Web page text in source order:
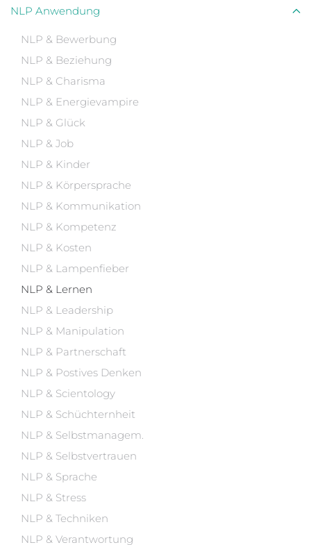
NLP Anwendung
NLP & Bewerbung
NLP & Beziehung
NLP & Charisma
NLP & Energievampire
NLP & Glück
NLP & Job
NLP & Kinder
NLP & Körpersprache
NLP & Kommunikation
NLP & Kompetenz
NLP & Kosten
NLP & Lampenfieber
NLP & Lernen
NLP & Leadership
NLP & Manipulation
NLP & Partnerschaft
NLP & Postives Denken
NLP & Scientology
NLP & Schüchternheit
NLP & Selbstmanagem.
NLP & Selbstvertrauen
NLP & Sprache
NLP & Stress
NLP & Techniken
NLP & Verantwortung